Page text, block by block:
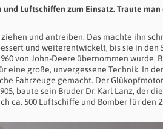
Luftschiffen zum Einsatz. Traute
und antreiben. Das machte ihn
und weiterentwickelt, bis sie in den
von John-Deere übernommen wurde.
eine große, unvergessene Technik. In
Fahrzeuge gemacht. Der
baute sein Bruder Dr. Karl Lanz, der
ca. 500 Luftschiffe und Bomber für den